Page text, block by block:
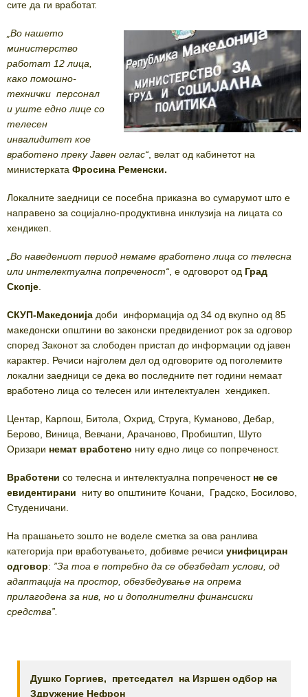
сите да ги вработат.
„Во нашето
министерство
работат 12 лица,
како помошно-
технички персонал
и уште едно лице со
телесен
инвалидитет кое
вработено преку Јавен оглас“ , велат од кабинетот на
министерката Фросина Ременски.
Локалните заедници се посебна приказна во сумарумот што е
направено за социјално-продуктивна инклузија на лицата со
хендикеп.
„Во наведениот период немаме вработено лица со телесна
или интелектуална попреченост“ , е одговорот од Град
Скопје
СКУП-Македонија доби информација од 34 од вкупно од 85
македонски општини во законски предвидениот рок за одговор
според Законот за слободен пристап до информации од јавен
карактер. Речиси најголем дел од одговорите од поголемите
локални заедници се дека во последните пет години немаат
вработено лица со телесен или интелектуален хендикеп.
Центар, Карпош, Битола, Охрид, Струга, Куманово, Дебар,
Берово, Виница, Вевчани, Арачаново, Пробиштип, Шуто
Оризари немат вработено ниту едно лице со попреченост.
Вработени со телесна и интелектуална попреченост не се
евидентирани ниту во општините Кочани, Градско, Босилово,
Студеничани.
На прашањето зошто не воделе сметка за ова ранлива
категорија при вработувањето, добивме речиси унифициран
одговор: ”За тоа е потребно да се обезбедат услови, од
адаптација на простор, обезбедување на опрема
прилагодена за нив, но и дополнителни финансиски
средства”.
Душко Горгиев, претседател на Изршен одбор на
Здружение Нефрон